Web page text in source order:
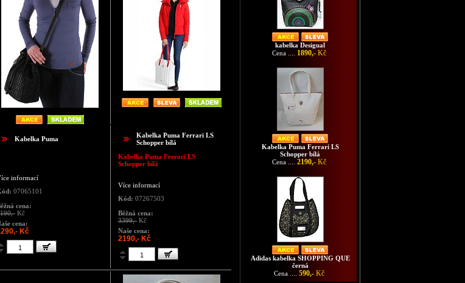
Kabelka Puma
informací
07065101
cena:
Kč
cena:
Kč
Kabelka Puma Ferrari LS
Schopper bílá
Kabelka Puma Ferrari LS
Schopper bílá
Více informací
Kód: 07267503
Běžná cena:
3399,- Kč
Naše cena:
2190,- Kč
kabelka Desigual
Cena .... 1890,- Kč
Kabelka Puma Ferrari LS
Schopper bílá
Cena .... 2190,- Kč
Adidas kabelka SHOPPING QUE
černá
Cena .... 590,- Kč